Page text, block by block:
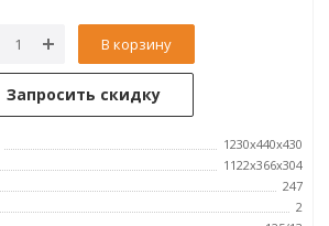
В корзину
Запросить скидку
1230х440х430
1122х366х304
247
2